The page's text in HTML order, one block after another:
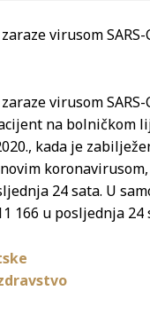
virusom
virusom
na bolničkom
kada je
24 sata. U
166 u posljednja 24